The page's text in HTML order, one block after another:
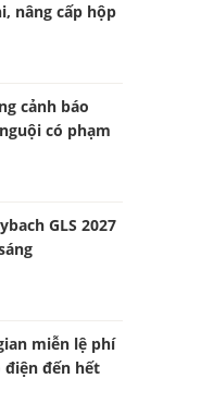
nâng cấp hộp
cảnh báo
có phạm
GLS 2027
miễn lệ phí
đến hết